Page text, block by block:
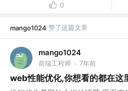
0
mango1024 赞了这篇文章
mango1024
前端工程师 · 7年前
web性能优化,你想看的都在这